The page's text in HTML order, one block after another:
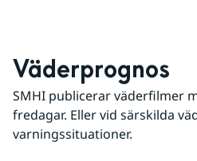
Väderprognos
SMHI publicerar väderfilmer
fredagar. Eller vid särskilda
varningssituationer.